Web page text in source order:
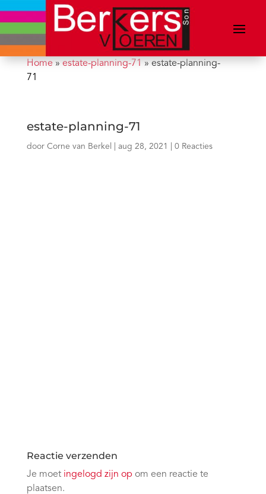
Home» estate-planning-71 » estate-planning-
71
estate-planning-71
door Corne van Berkel aug 28, 2021 0 Reacties
Reactie verzenden
Je moet ingelogd zijn op om een reactie te
plaatsen.